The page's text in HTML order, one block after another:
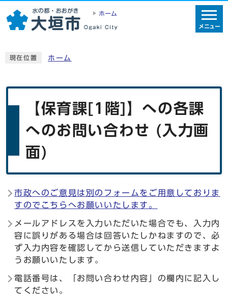
ホーム
メニュー
現在位置 ホーム
【保育課[1階]】への各課
へのお問い合わせ (入力画
面)
市政へのご意見は別のフォームをご用意しておりま
すのでこちらへお願いいたします。
メールアドレスを入力いただいた場合でも、入力内
容に誤りがある場合は回答いたしかねますので、必
ず入力内容を確認してから送信していただきますよ
うお願いいたします。
電話番号は、「お問い合わせ内容」の欄内に記入し
てください。